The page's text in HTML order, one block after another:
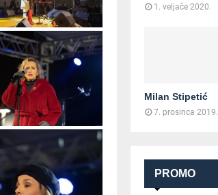
1. veljače 2020.
Milan Stipetić
7. prosinca 2019.
PROMO